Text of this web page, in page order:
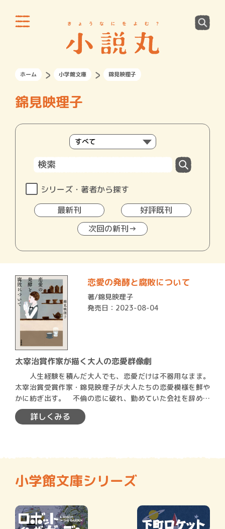
ホーム 小学館文庫 錦見映理子
錦見映理子
シリーズ・著者から探す
最新刊
好評既刊
次回の新刊→
恋愛の発酵と腐敗について
著/錦見映理子
発売日：2023-08-04
太宰治賞作家が描く大人の恋愛群像劇
人生経験を積んだ大人でも、恋愛だけは不器用なまま。
太宰治賞受賞作家・錦見映理子が大人たちの恋愛模様を鮮や
かに紡ぎ出す。 不倫の恋に破れ、勤めていた会社を辞めた
元OL・…
詳しくみる
小学館文庫シリーズ